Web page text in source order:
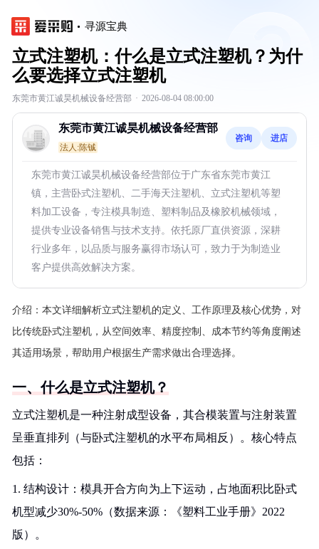
寻源宝典
立式注塑机：什么是立式注塑机？为什
么要选择立式注塑机
东莞市黄江诚昊机械设备经营部 · 2026-08-04 08:00:00
东莞市黄江诚昊机械设备经营部
法人:陈铖
咨询 进店
东莞市黄江诚昊机械设备经营部位于广东省东莞市黄江
镇，主营卧式注塑机、二手海天注塑机、立式注塑机等塑
料加工设备，专注模具制造、塑料制品及橡胶机械领域，
提供专业设备销售与技术支持。依托原厂直供资源，深耕
行业多年，以品质与服务赢得市场认可，致力于为制造业
客户提供高效解决方案。
介绍： 本文详细解析立式注塑机的定义、工作原理及核心优势，对
比传统卧式注塑机，从空间效率、精度控制、成本节约等角度阐述
其适用场景，帮助用户根据生产需求做出合理选择。
一、什么是立式注塑机？
立式注塑机是一种注射成型设备，其合模装置与注射装置
呈垂直排列（与卧式注塑机的水平布局相反）。核心特点
包括：
1. 结构设计：模具开合方向为上下运动，占地面积比卧式
机型减少30%-50%（数据来源：《塑料工业手册》2022
版）。